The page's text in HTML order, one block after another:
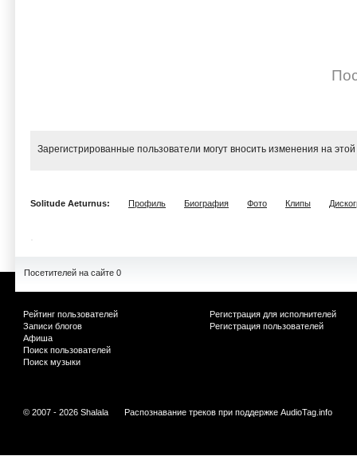
Зарегистрированные пользователи могут вносить изменения на
Solitude Aeturnus: Профиль Биография Фото Клипы
Посетителей на сайте 0
Рейтинг пользователей
Записи блогов
Афиша
Поиск пользователей
Поиск музыки
Регистрация для исполнителей
Регистрация пользователей
© 2007 - 2026 Shalala Распознавание треков при поддержке AudioTag.info